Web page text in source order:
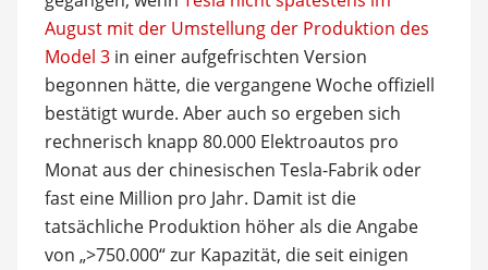
August mit der Umstellung der Produktion des
Model 3in einer aufgefrischten Version
begonnen hätte, die vergangene Woche offiziell
bestätigt wurde. Aber auch so ergeben sich
rechnerisch knapp 80.000 Elektroautos pro
Monat aus der chinesischen Tesla-Fabrik oder
fast eine Million pro Jahr. Damit ist die
tatsächliche Produktion höher als die Angabe
von „>750.000“ zur Kapazität, die seit einigen